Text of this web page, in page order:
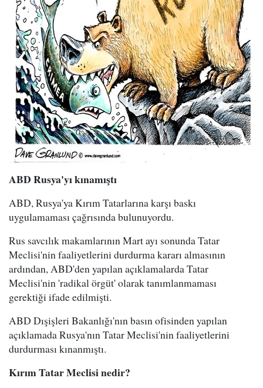
ABD Rusya'yı kınamıştı
ABD, Rusya'ya Kırım Tatarlarına karşı baskı
uygulamaması çağrısında bulunuyordu.
Rus savcılık makamlarının Mart ayı sonunda Tatar
Meclisi'nin faaliyetlerini durdurma kararı almasının
ardından, ABD'den yapılan açıklamalarda Tatar
Meclisi'nin 'radikal örgüt' olarak tanımlanmaması
gerektiği ifade edilmişti.
ABD Dışişleri Bakanlığı'nın basın ofisinden yapılan
açıklamada Rusya'nın Tatar Meclisi'nin faaliyetlerini
durdurması kınanmıştı.
Kırım Tatar Meclisi nedir?